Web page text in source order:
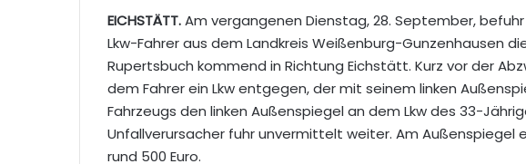
EICHSTÄTT.Am vergangenen Dienstag, 28. September,
Lkw-Fahrer aus dem Landkreis Weißenburg-Gunzenhausen
Rupertsbuch kommend in Richtung Eichstätt. Kurz vor der
dem Fahrer ein Lkw entgegen, der mit seinem linken
Fahrzeugs den linken Außenspiegel an dem Lkw des 33-
Unfallverursacher fuhr unvermittelt weiter. Am Außenspiegel
rund 500 Euro.